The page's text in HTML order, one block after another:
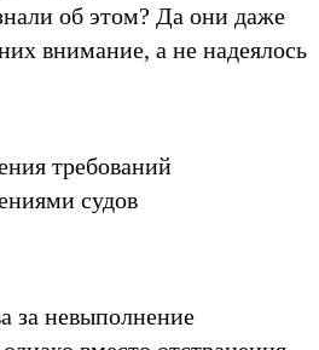
об этом? Да они даже
внимание, а не надеялось
требований
судов
за невыполнение